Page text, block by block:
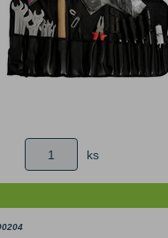
ks